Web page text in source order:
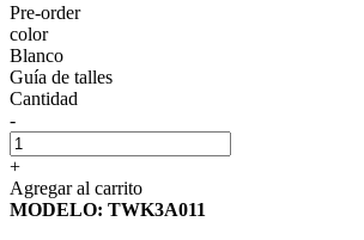
Pre-order
color
Blanco
Guía de talles
Cantidad
-
+
Agregar al carrito
MODELO: TWK3A011